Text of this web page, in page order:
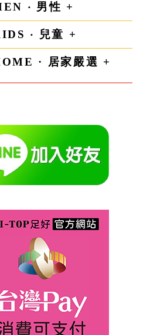
‧ 男性 +
‧ 兒童 +
· 居家嚴選 +